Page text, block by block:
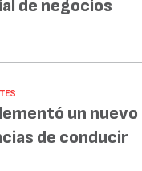
de negocios
un
de conducir